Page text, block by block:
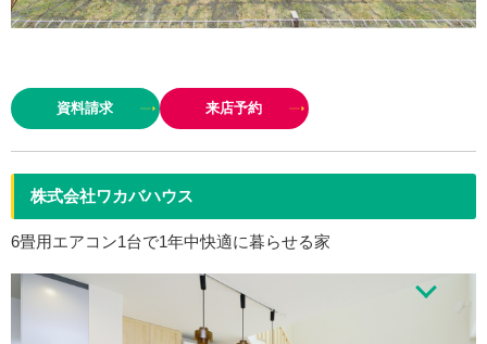
自由設計の住まい造りをしていま
す
資料請求 来店予約
株式会社ワカバハウス
6畳用エアコン1台で1年中快適に暮らせる家